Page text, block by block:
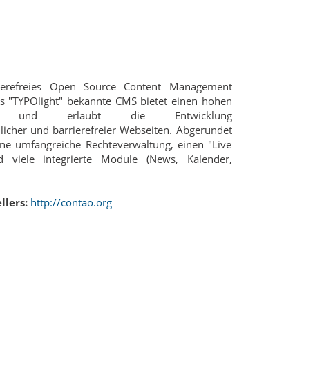
Open Source Content Management
"TYPOlight" bekannte CMS bietet einen hohen
und erlaubt die Entwicklung
und barrierefreier Webseiten. Abgerundet
umfangreiche Rechteverwaltung, einen "Live
viele integrierte Module (News, Kalender,
http://contao.org